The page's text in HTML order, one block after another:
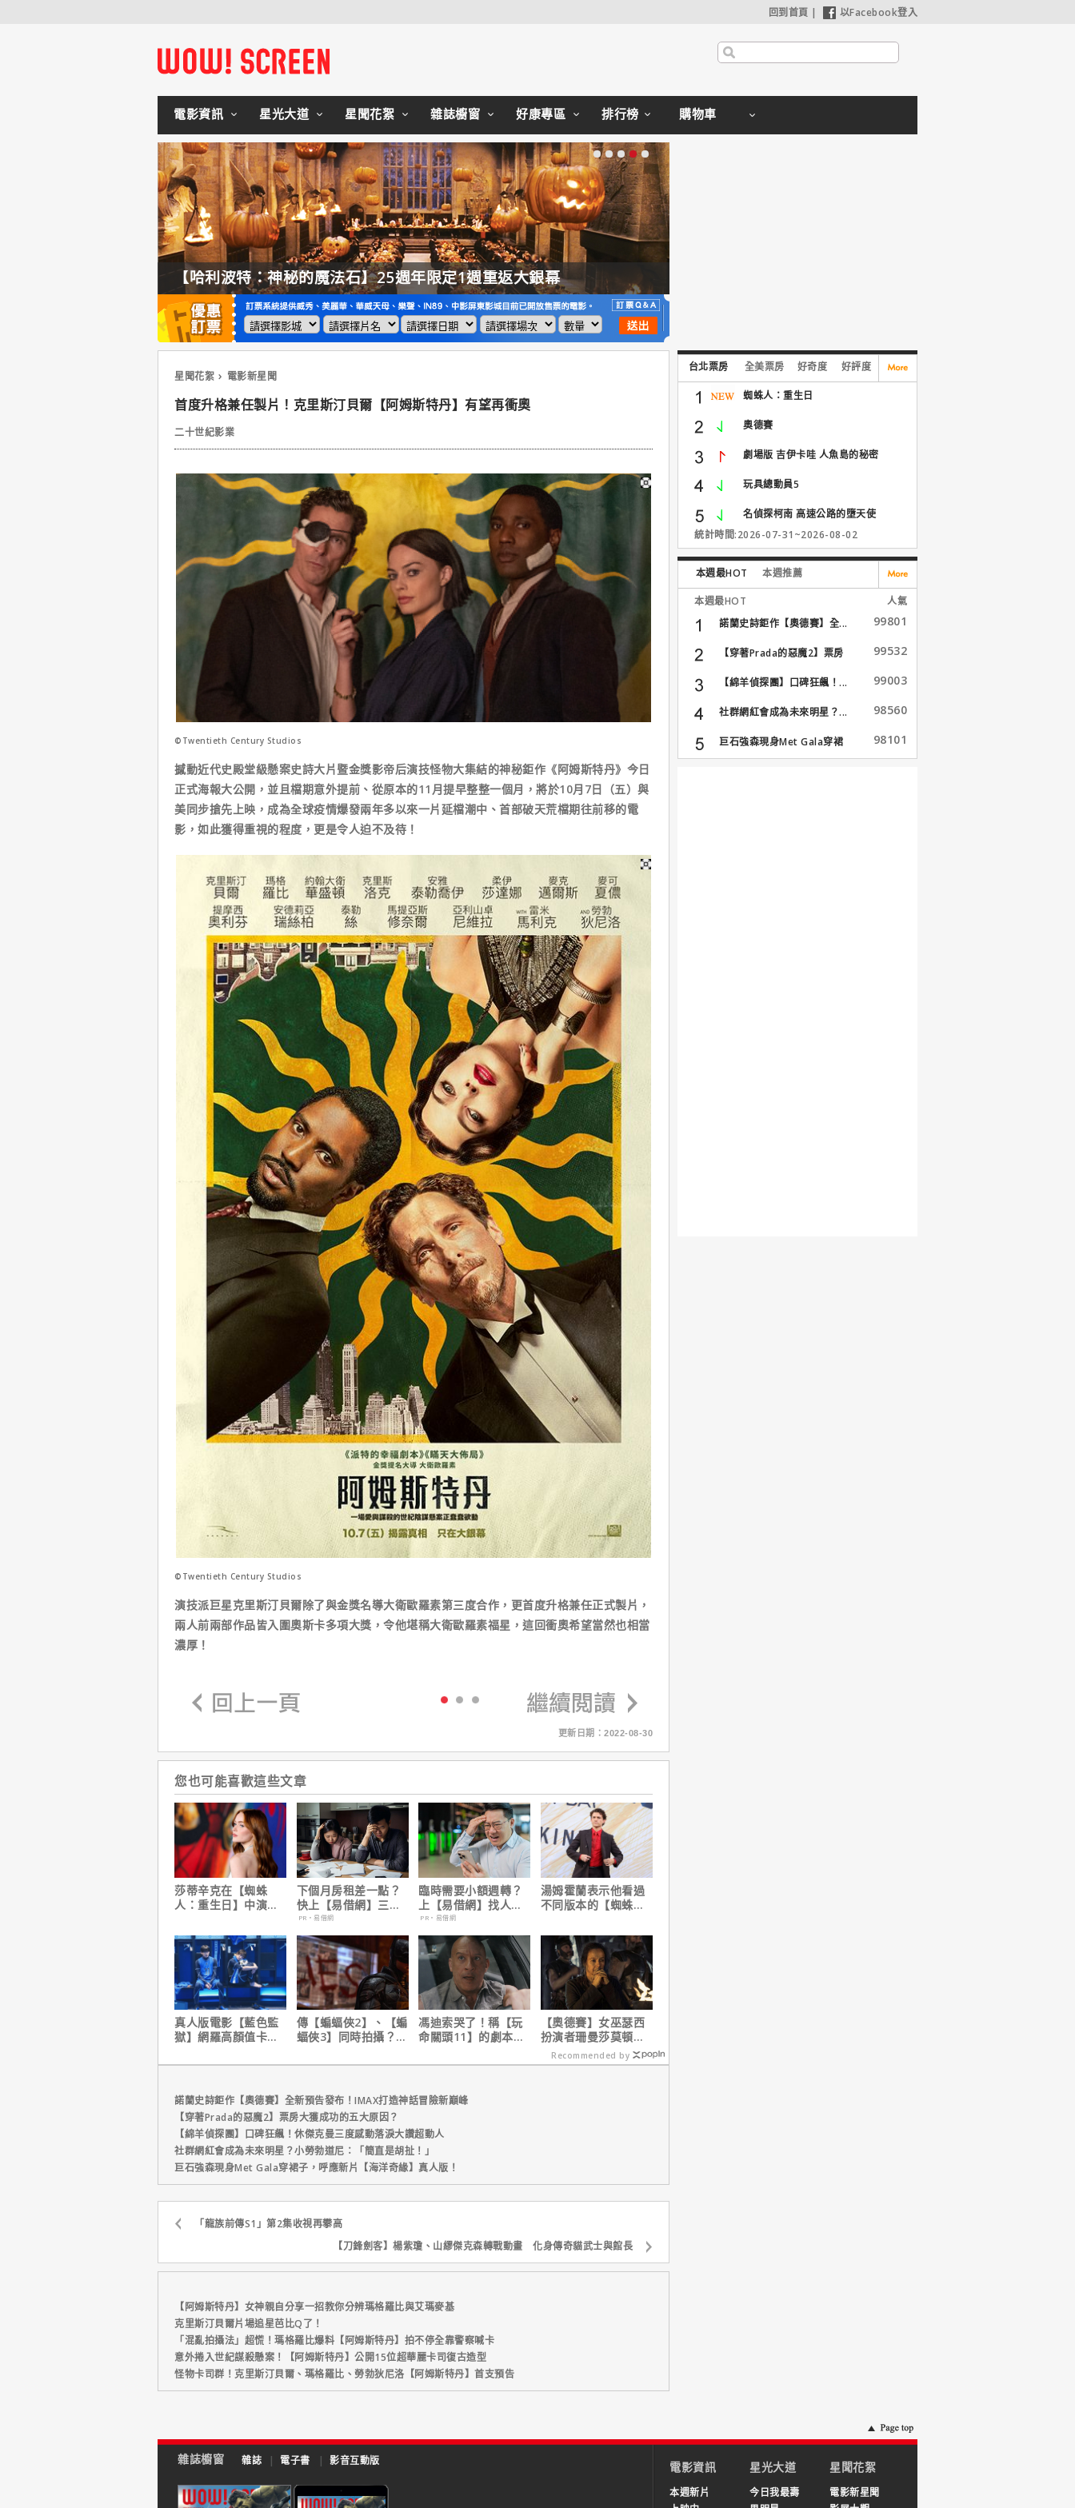
回到首頁 | 以Facebook登入
電影資訊 星光大道 星聞花絮 雜誌櫥窗 好康專區 排行榜 購物車
【哈利波特：神秘的魔法石】25週年限定1週重返大銀幕
星聞花絮 電影新星聞
首度升格兼任製片！克里斯汀貝爾【阿姆斯特丹】有望再衝奧
二十世紀影業
©Twentieth Century Studios
撼動近代史殿堂級懸案史詩大片暨金獎影帝后演技怪物大集結的神秘鉅作《阿姆斯特丹》今日
正式海報大公開，並且檔期意外提前、從原本的11月提早整整一個月，將於10月7日（五）與
美同步搶先上映，成為全球疫情爆發兩年多以來一片延檔潮中、首部破天荒檔期往前移的電
影，如此獲得重視的程度，更是令人迫不及待！
©Twentieth Century Studios
演技派巨星克里斯汀貝爾除了與金獎名導大衛歐羅素第三度合作，更首度升格兼任正式製片，
兩人前兩部作品皆入圍奧斯卡多項大獎，令他堪稱大衛歐羅素福星，這回衝奧希望當然也相當
濃厚！
更新日期：2022-08-30
您也可能喜歡這些文章
莎蒂辛克在【蜘蛛
人：重生日】中演的
下伏筆？
下個月房租差一點？
快上【易借網】三分
鐘解決燃眉之急
PR・易借網
臨時需要小額週轉？
上【易借網】找人
幫！資金快速到位
PR・易借網
湯姆霍蘭表示他看過
不同版本的【蜘蛛
這版完全不行！
真人版電影【藍色監
獄】網羅高顏值卡司
傳【蝙蝠俠2】、【蝙
蝠俠3】同時拍攝？詹
馮迪索哭了！稱【玩
命關頭11】的劇本是
【奧德賽】女巫瑟西
扮演者珊曼莎莫頓曝
心聲，已經一年沒接
戲！
Recommended by
諾蘭史詩鉅作【奧德賽】全新預告發布！IMAX打造神話冒險新巔峰
【穿著Prada的惡魔2】票房大獲成功的五大原因？
【綿羊偵探團】口碑狂飆！休傑克曼三度感動落淚大讚超動人
社群網紅會成為未來明星？小勞勃道尼：「簡直是胡扯！」
巨石強森現身Met Gala穿裙子，呼應新片【海洋奇緣】真人版！
「龍族前傳S1」第2集收視再攀高
【刀鋒劍客】楊紫瓊、山繆傑克森轉戰動畫 化身傳奇貓武士與館長
【阿姆斯特丹】女神親自分享一招教你分辨瑪格羅比與艾瑪麥基
克里斯汀貝爾片場追星芭比Q了！
「混亂拍攝法」超慌！瑪格羅比爆料【阿姆斯特丹】拍不停全靠警察喊卡
意外捲入世紀謀殺懸案！【阿姆斯特丹】公開15位超華麗卡司復古造型
怪物卡司群！克里斯汀貝爾、瑪格羅比、勞勃狄尼洛【阿姆斯特丹】首支預告
台北票房 全美票房 好奇度 好評度
蜘蛛人：重生日
奧德賽
劇場版 吉伊卡哇 人魚島的秘密
玩具總動員5
名偵探柯南 高速公路的墮天使
統計時間:2026-07-31~2026-08-02
本週最HOT 本週推薦
本週最HOT
人氣
諾蘭史詩鉅作【奧德賽】全...
99801
【穿著Prada的惡魔2】票房
99532
【綿羊偵探團】口碑狂飆！... 99003
社群網紅會成為未來明星？... 98560
巨石強森現身Met Gala穿裙
子...
98101
雜誌櫥窗 雜誌 | 電子書 | 影音互動版 電影資訊
本週新片
星光大道
今日我最壽
星聞花絮
電影新星聞